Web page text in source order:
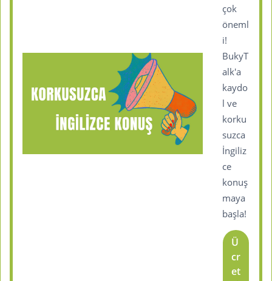
çok
öneml
i!
BukyT
alk'a
kaydo
l ve
korku
suzca
İngiliz
ce
konuş
maya
başla!
Ü
cr
et